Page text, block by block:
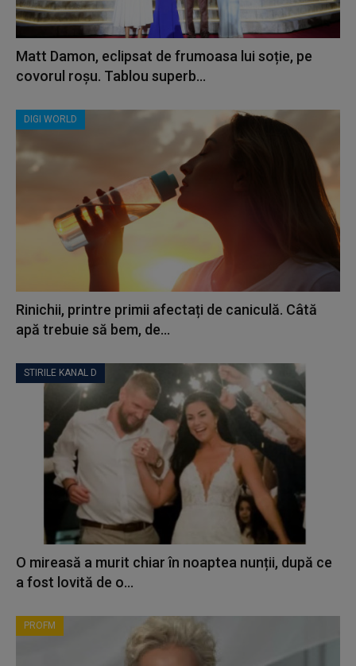
Matt Damon, eclipsat de frumoasa lui soție, pe
covorul roșu. Tablou superb...
DIGI WORLD
Rinichii, printre primii afectați de caniculă. Câtă
apă trebuie să bem, de...
STIRILE KANAL D
O mireasă a murit chiar în noaptea nunții, după ce
a fost lovită de o...
PROFM